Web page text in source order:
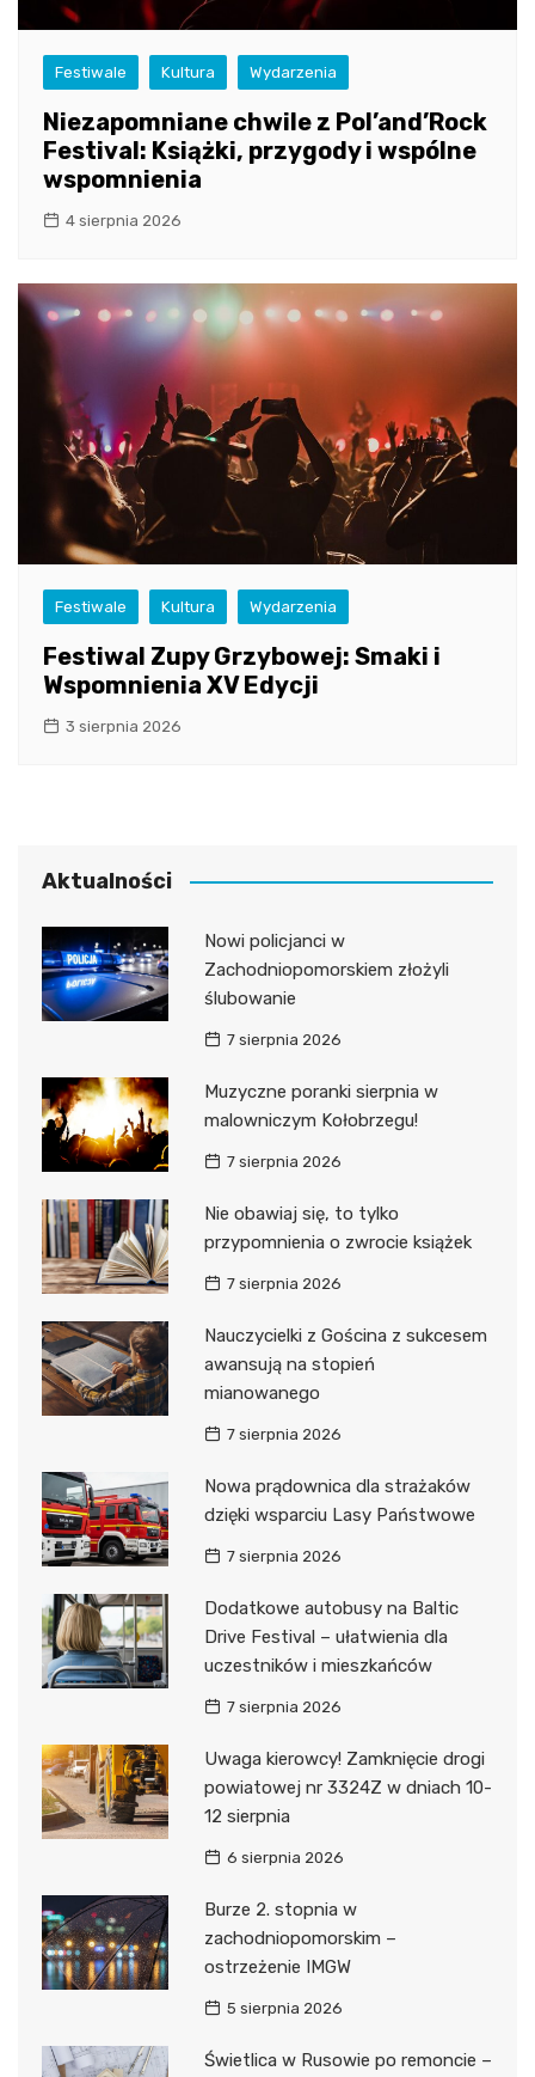
Festiwale Kultura Wydarzenia
Niezapomniane chwile z Pol’and’Rock
Festival: Książki, przygody i wspólne
wspomnienia
4 sierpnia 2026
Festiwale Kultura Wydarzenia
Festiwal Zupy Grzybowej: Smaki i
Wspomnienia XV Edycji
3 sierpnia 2026
Aktualności
Nowi policjanci w
Zachodniopomorskiem złożyli
ślubowanie
7 sierpnia 2026
Muzyczne poranki sierpnia w
malowniczym Kołobrzegu!
7 sierpnia 2026
Nie obawiaj się, to tylko
przypomnienia o zwrocie książek
7 sierpnia 2026
Nauczycielki z Gościna z sukcesem
awansują na stopień
mianowanego
7 sierpnia 2026
Nowa prądownica dla strażaków
dzięki wsparciu Lasy Państwowe
7 sierpnia 2026
Dodatkowe autobusy na Baltic
Drive Festival – ułatwienia dla
uczestników i mieszkańców
7 sierpnia 2026
Uwaga kierowcy! Zamknięcie drogi
powiatowej nr 3324Z w dniach 10-
12 sierpnia
6 sierpnia 2026
Burze 2. stopnia w
zachodniopomorskim –
ostrzeżenie IMGW
5 sierpnia 2026
Świetlica w Rusowie po remoncie –